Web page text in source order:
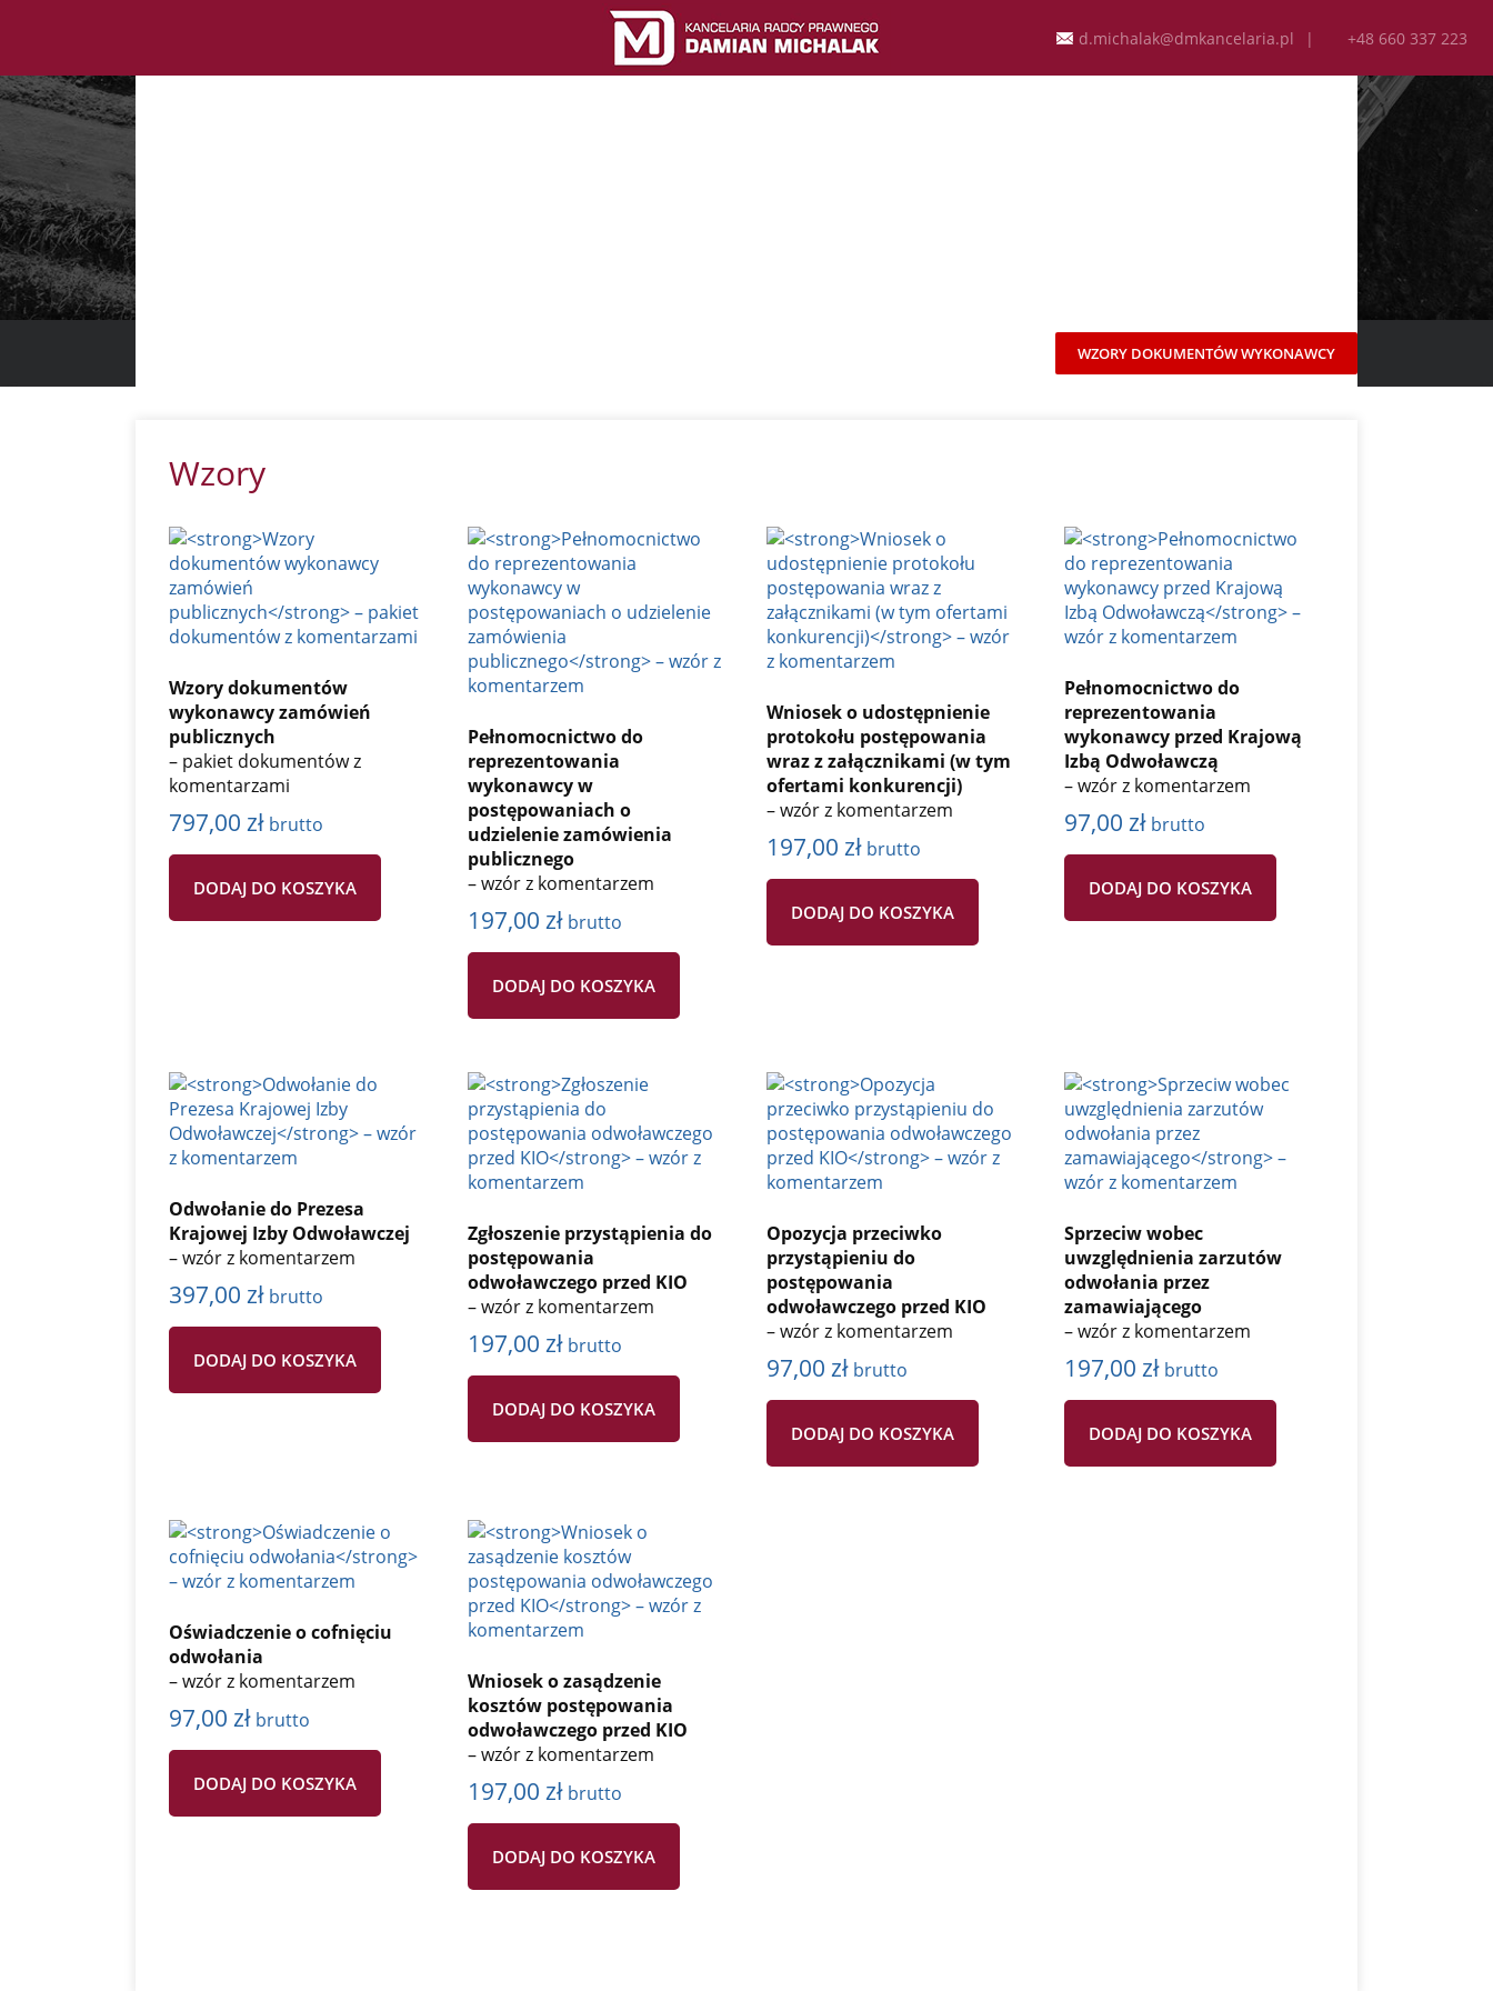
d.michalak@dmkancelaria.pl | +48 660 337 223
WZORY DOKUMENTÓW WYKONAWCY
Wzory
Wzory dokumentów
wykonawcy zamówień
publicznych
– pakiet dokumentów z
komentarzami
797,00 zł brutto
DODAJ DO KOSZYKA
Pełnomocnictwo do
reprezentowania
wykonawcy w
postępowaniach o
udzielenie zamówienia
publicznego
– wzór z komentarzem
197,00 zł brutto
DODAJ DO KOSZYKA
Wniosek o udostępnienie
protokołu postępowania
wraz z załącznikami (w tym
ofertami konkurencji)
– wzór z komentarzem
197,00 zł brutto
DODAJ DO KOSZYKA
Pełnomocnictwo do
reprezentowania
wykonawcy przed Krajową
Izbą Odwoławczą
– wzór z komentarzem
97,00zł brutto
DODAJ DO KOSZYKA
Odwołanie do Prezesa
Krajowej Izby Odwoławczej
– wzór z komentarzem
397,00 zł brutto
DODAJ DO KOSZYKA
Zgłoszenie przystąpienia do
postępowania
odwoławczego przed KIO
– wzór z komentarzem
197,00 zł brutto
DODAJ DO KOSZYKA
Opozycja przeciwko
przystąpieniu do
postępowania
odwoławczego przed KIO
– wzór z komentarzem
97,00 zł brutto
DODAJ DO KOSZYKA
Sprzeciw wobec
uwzględnienia zarzutów
odwołania przez
zamawiającego
– wzór z komentarzem
197,00zł brutto
DODAJ DO KOSZYKA
Oświadczenie o cofnięciu
odwołania
– wzór z komentarzem
97,00 zł brutto
DODAJ DO KOSZYKA
Wniosek o zasądzenie
kosztów postępowania
odwoławczego przed KIO
– wzór z komentarzem
197,00 zł brutto
DODAJ DO KOSZYKA